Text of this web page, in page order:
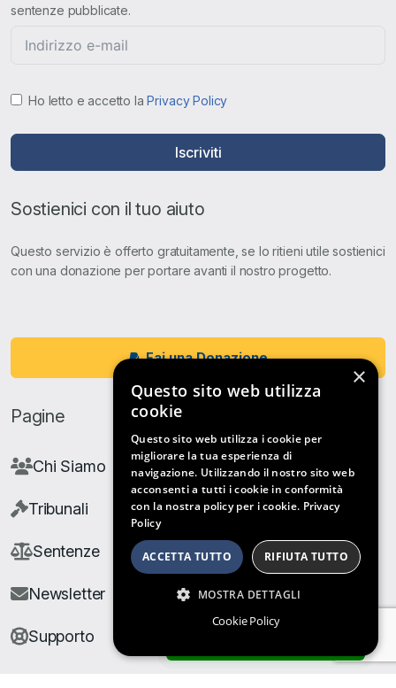
sentenze pubblicate.
Ho letto e accetto laPrivacy Policy
Iscriviti
Sostienici con il tuo aiuto
Questo servizio è offerto gratuitamente, se lo ritieni utile sostienici
con una donazione per portare avanti il nostro progetto.
Fai una Donazione
Pagine
Chi Siamo
Tribunali
Sentenze
Newsletter
Supporto
×
Questo sito web utilizza
cookie
Questo sito web utilizza i cookie per
migliorare la tua esperienza di
navigazione. Utilizzando il nostro sito web
acconsenti a tutti i cookie in conformità
con la nostra policy per i cookie. Privacy
Policy
ACCETTA TUTTO RIFIUTA TUTTO
MOSTRA DETTAGLI
Cookie Policy